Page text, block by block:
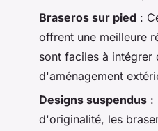
Braseros sur pied :
offrent une meilleure
sont faciles à intégrer
d'aménagement
Designs suspendus :
d'originalité, les